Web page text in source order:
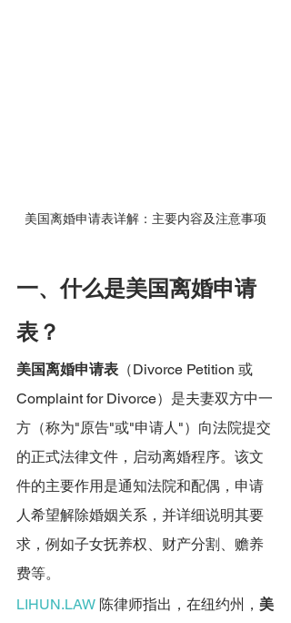
美国离婚申请表详解：主要内容及注意事项
一、什么是美国离婚申请
表？
美国离婚申请表 （Divorce Petition 或
Complaint for Divorce）是夫妻双方中一
方（称为"原告"或"申请人"）向法院提交
的正式法律文件，启动离婚程序。该文
件的主要作用是通知法院和配偶，申请
人希望解除婚姻关系，并详细说明其要
求，例如子女抚养权、财产分割、赡养
费等。
LIHUN.LAW 陈律师指出，在纽约州， 美